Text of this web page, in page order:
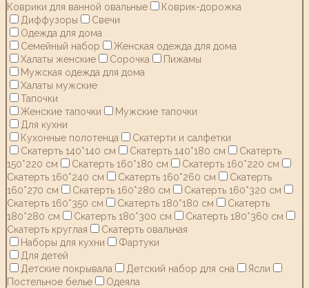
Коврики для ванной овальные
Коврик-дорожка
Диффузоры
Свечи
Одежда для дома
Семейный набор
Женская одежда для дома
Халаты женские
Сорочка
Пижамы
Мужская одежда для дома
Халаты мужские
Тапочки
Женские тапочки
Мужские тапочки
Для кухни
Кухонные полотенца
Скатерти и салфетки
Скатерть 140*140 см
Скатерть 140*180 см
Скатерть
150*220 см
Скатерть 160*180 см
Скатерть 160*220 см
Скатерть 160*240 см
Скатерть 160*260 см
Скатерть
160*270 см
Скатерть 160*280 см
Скатерть 160*320 см
Скатерть 160*350 см
Скатерть 180*180 см
Скатерть
180*280 см
Скатерть 180*300 см
Скатерть 180*360 см
Скатерть круглая
Скатерть овальная
Наборы для кухни
Фартуки
Для детей
Детские покрывала
Детский набор для сна
Ясли
Постельное белье
Одеяла